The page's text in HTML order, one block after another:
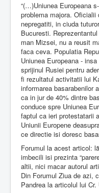
“(…)Uniunea Europeana
problema majora.
nepregatiti, in ciuda
Bucuresti.
man Mizsei, nu a reusit
faca ceva. Populatia
Uniunea Europeana -
sprijinul Rusiei pentru
fi rezultatul activitatii lui
informarea basarabenilor
ca in jur de 40% dintre
conduce spre Uniunea
faptul ca ieri protestatarii
Uniunii Europene
ce directie isi doresc
Forumul la acest articol:
imbecili isi prezinta
altii, nici macar autorul
Din Forumul Ziua de azi,
Pandrea la articolul lui Cr.